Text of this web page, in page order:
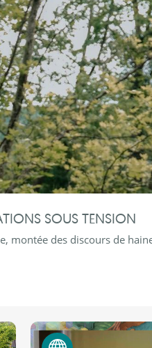
SOUS TENSION
montée des discours de
Numérique éthique